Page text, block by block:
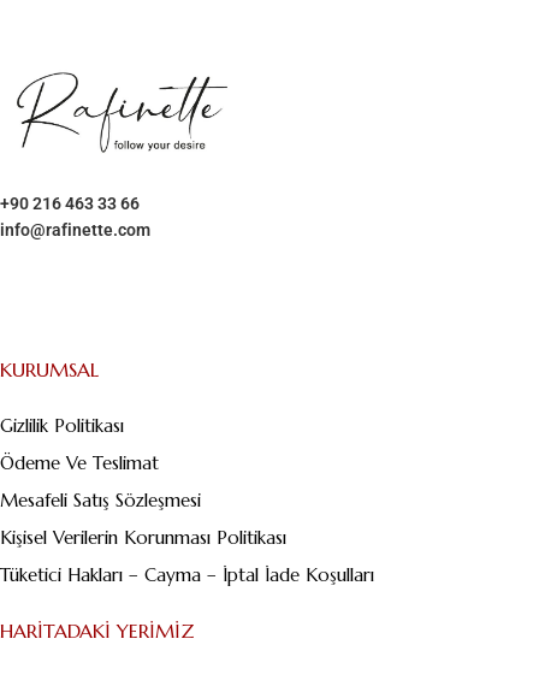
+90 216 463 33 66
info@rafinette.com
KURUMSAL
Gizlilik Politikası
Ödeme Ve Teslimat
Mesafeli Satış Sözleşmesi
Kişisel Verilerin Korunması Politikası
Tüketici Hakları – Cayma – İptal İade Koşulları
HARITADAKI YERIMIZ